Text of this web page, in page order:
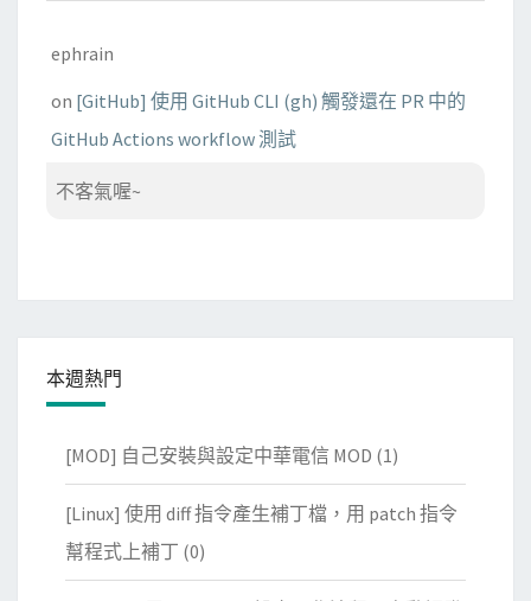
ephrain
on [GitHub] 使用 GitHub CLI (gh) 觸發還在 PR 中的
GitHub Actions workflow 測試
不客氣喔~
本週熱門
[MOD] 自己安裝與設定中華電信 MOD (1)
[Linux] 使用 diff 指令產生補丁檔，用 patch 指令
幫程式上補丁 (0)